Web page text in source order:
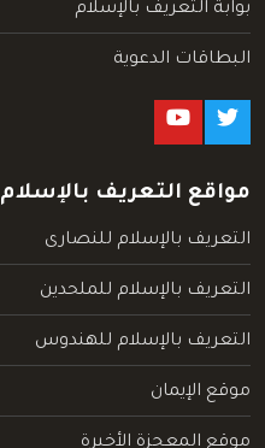
بوابة التعريف بالإسلام
البطاقات الدعوية
مواقع التعريف بالإسلام
التعريف بالإسلام للنصارى
التعريف بالإسلام للملحدين
التعريف بالإسلام للهندوس
موقع الإيمان
موقع المعجزة الأخيرة